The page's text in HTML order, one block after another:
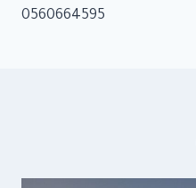
0560664595